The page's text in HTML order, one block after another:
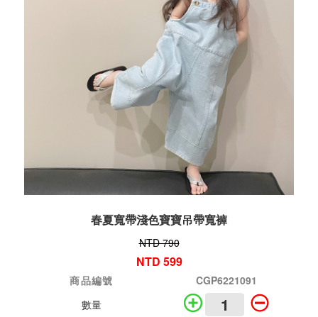
春夏寬帶淺色寶寶吊帶寬褲
NTD 790
NTD 599
商品編號
CGP6221091
數量